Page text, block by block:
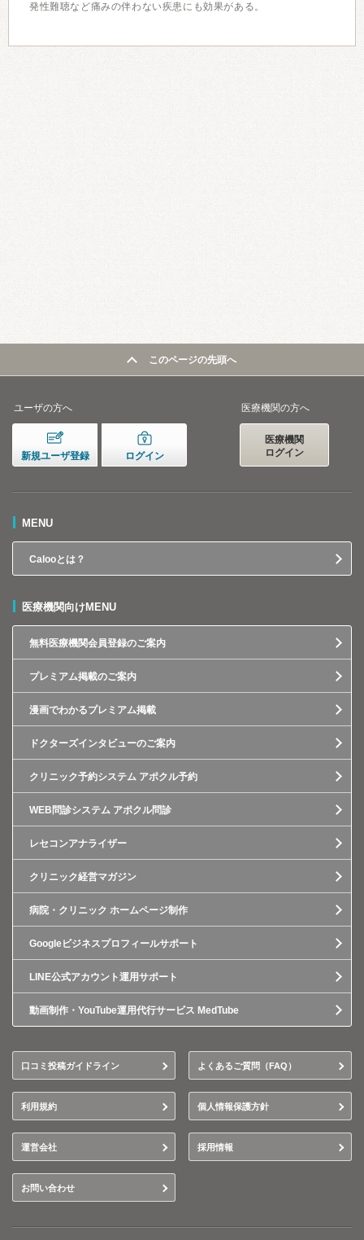
発性難聴など痛みの伴わない疾患にも効果がある。
このページの先頭へ
ユーザの方へ
新規ユーザ登録 ログイン
医療機関の方へ
医療機関
ログイン
MENU
Calooとは？
医療機関向けMENU
無料医療機関会員登録のご案内
プレミアム掲載のご案内
漫画でわかるプレミアム掲載
ドクターズインタビューのご案内
クリニック予約システム アポクル予約
WEB問診システム アポクル問診
レセコンアナライザー
クリニック経営マガジン
病院・クリニック ホームページ制作
Googleビジネスプロフィールサポート
LINE公式アカウント運用サポート
動画制作・YouTube運用代行サービス MedTube
口コミ投稿ガイドライン よくあるご質問（FAQ）
利用規約 個人情報保護方針
運営会社 採用情報
お問い合わせ